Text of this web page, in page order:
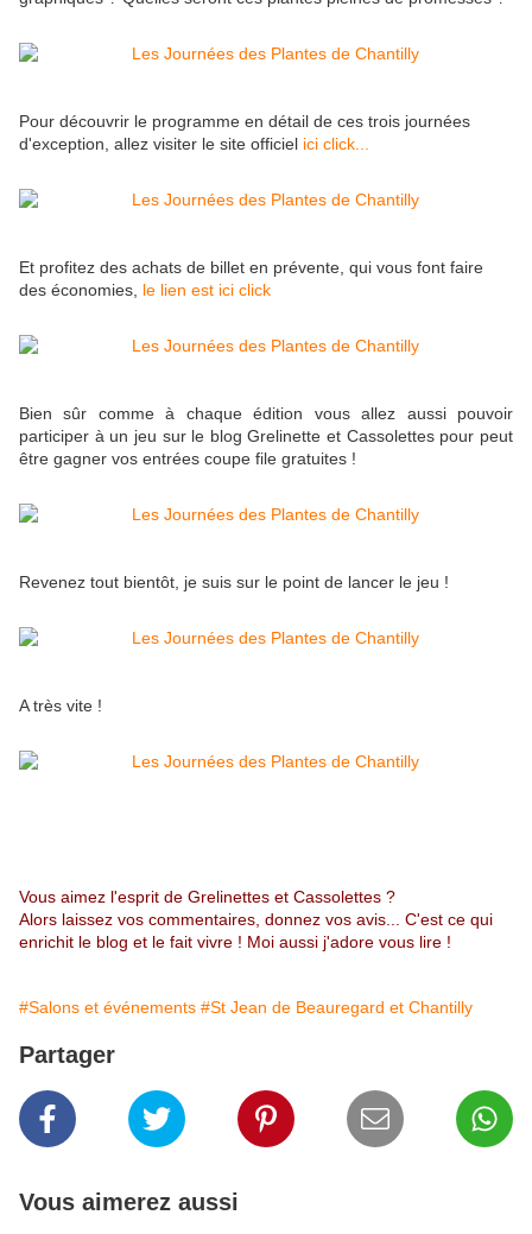
Pour découvrir le programme en détail de ces trois journées
d'exception, allez visiter le site officiel ici click...
Et profitez des achats de billet en prévente, qui vous font faire
des économies, le lien est ici click
Bien sûr comme à chaque édition vous allez aussi pouvoir
participer à un jeu sur le blog Grelinette et Cassolettes pour peut
être gagner vos entrées coupe file gratuites !
Revenez tout bientôt, je suis sur le point de lancer le jeu !
A très vite !
Vous aimez l'esprit de Grelinettes et Cassolettes ?
Alors laissez vos commentaires, donnez vos avis... C'est ce qui
enrichit le blog et le fait vivre ! Moi aussi j'adore vous lire !
#Salons et événements #St Jean de Beauregard et Chantilly
Partager
Vous aimerez aussi